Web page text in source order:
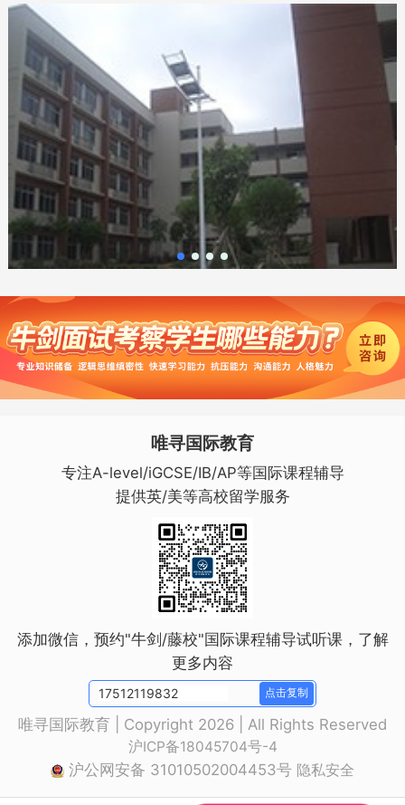
唯寻国际教育
专注A-level/iGCSE/IB/AP等国际课程辅导
提供英/美等高校留学服务
添加微信，预约"牛剑/藤校"国际课程辅导试听课，了解
更多内容
点击复制
唯寻国际教育 | Copyright 2026 | All Rights Reserved
沪ICP备18045704号-4
沪公网安备 31010502004453号 隐私安全